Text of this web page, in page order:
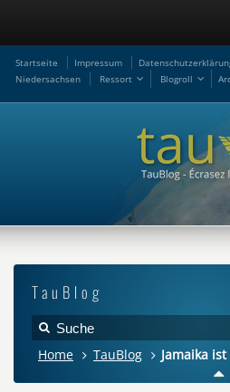
Startseite Impressum
Niedersachsen
Ressort Blogroll
TauBlog
Home TauBlog Jamaika